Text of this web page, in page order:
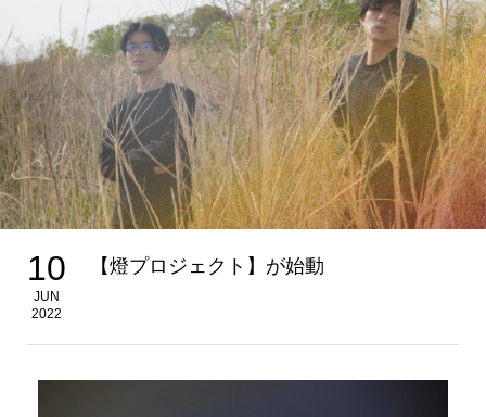
10
JUN
2022
【燈プロジェクト】が始動